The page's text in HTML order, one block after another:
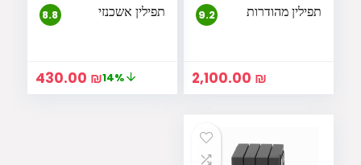
9.2 תפילין מהודרות
2,100.00 ₪
8.8 תפילין אשכנזי
המחיר
430.00 ₪ 14%